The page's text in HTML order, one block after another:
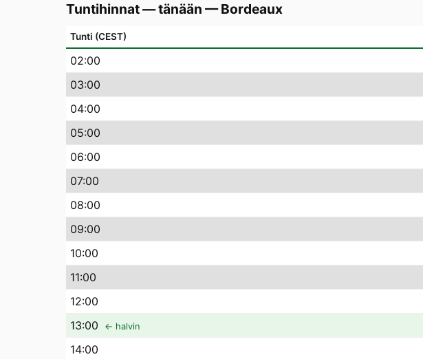
Tuntihinnat — tänään —Bordeaux
Tunti (CEST)
02:00
03:00
04:00
05:00
06:00
07:00
08:00
09:00
10:00
11:00
12:00
13:00 ← halvin
14:00